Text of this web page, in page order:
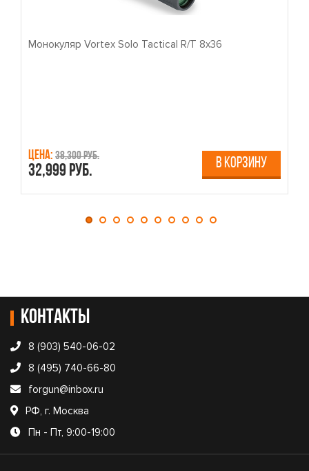
Монокуляр Vortex Solo Tactical R/T 8x36
Цена: 38,300 руб.
32,999 руб. В КОРЗИНУ
Контакты
8 (903) 540-06-02
8 (495) 740-66-80
forgun@inbox.ru
РФ, г. Москва
Пн - Пт, 9:00-19:00